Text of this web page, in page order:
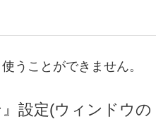
うことができません。
設定(ウィンドウの